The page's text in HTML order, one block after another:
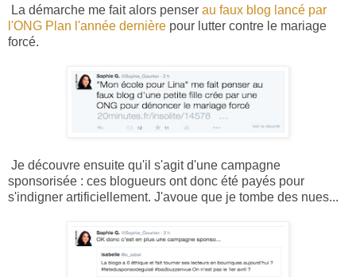
La démarche me fait alors penser au faux blog lancé par
l'ONG Plan l'année dernière pour lutter contre le mariage
forcé.
Je découvre ensuite qu'il s'agit d'une campagne
sponsorisée : ces blogueurs ont donc été payés pour
s'indigner artificiellement. J'avoue que je tombe des nues...